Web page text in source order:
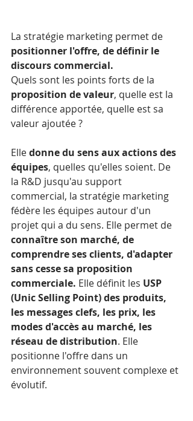
La stratégie marketing permet de
positionner l'offre, de définir le
discours commercial.
Quels sont les points forts de la
proposition de valeur, quelle est la
différence apportée, quelle est sa
valeur ajoutée ?
Elle donne du sens aux actions des
équipes, quelles qu'elles soient. De
la R&D jusqu'au support
commercial, la stratégie marketing
fédère les équipes autour d'un
projet qui a du sens. Elle permet de
connaître son marché, de
comprendre ses clients, d'adapter
sans cesse sa proposition
commerciale. Elle définit les USP
(Unic Selling Point) des produits,
les messages clefs, les prix, les
modes d'accès au marché, les
réseau de distribution. Elle
positionne l'offre dans un
environnement souvent complexe et
évolutif.